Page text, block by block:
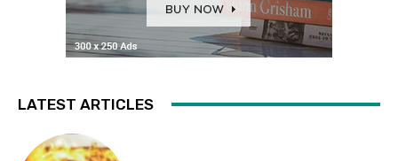
LATEST ARTICLES